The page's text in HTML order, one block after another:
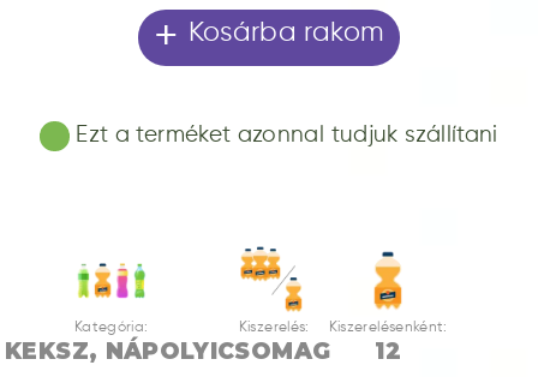
+ Kosárba rakom
Ezt a terméket azonnal tudjuk szállítani
Kategória:
KEKSZ, NÁPOLYI
Kiszerelés:
CSOMAG
Kiszerelésenként:
12